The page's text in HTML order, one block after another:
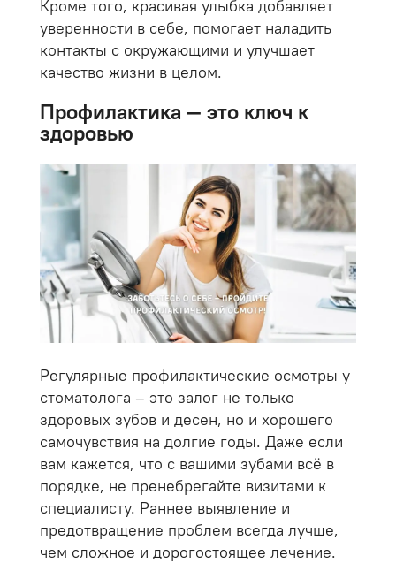
Кроме того, красивая улыбка добавляет
уверенности в себе, помогает наладить
контакты с окружающими и улучшает
качество жизни в целом.
Профилактика — это ключ к
здоровью
Регулярные профилактические осмотры у
стоматолога – это залог не только
здоровых зубов и десен, но и хорошего
самочувствия на долгие годы. Даже если
вам кажется, что с вашими зубами всё в
порядке, не пренебрегайте визитами к
специалисту. Раннее выявление и
предотвращение проблем всегда лучше,
чем сложное и дорогостоящее лечение.